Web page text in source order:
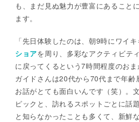
も、まだ見ぬ魅力が豊富にあること
ます。
「先日体験したのは、朝9時にワイ
ショアを周り、多彩なアクティビテ
に戻ってくるという7時間程度のおま
ガイドさんは20代から70代まで年齢
お話がとても面白いんです（笑）。
ピックと、訪れるスポットごとに話
と知らなかったことも多くて、新鮮